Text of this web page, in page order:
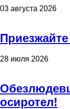
03 августа 2026
28 июля 2026
осиротел!